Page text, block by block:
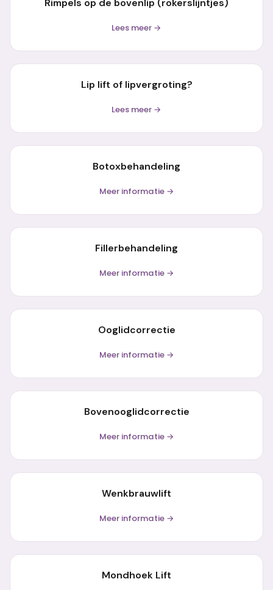
Rimpels op de bovenlip (rokerslijntjes)
Lees meer →
Lip lift of lipvergroting?
Lees meer →
Botoxbehandeling
Meer informatie →
Fillerbehandeling
Meer informatie →
Ooglidcorrectie
Meer informatie →
Bovenooglidcorrectie
Meer informatie →
Wenkbrauwlift
Meer informatie →
Mondhoek Lift